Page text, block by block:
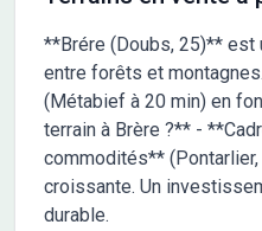
**Brére (Doubs, 25)** est
entre forêts et
(Métabief à 20 min) en
terrain à Brère ?** -
commodités**
croissante. Un
durable.